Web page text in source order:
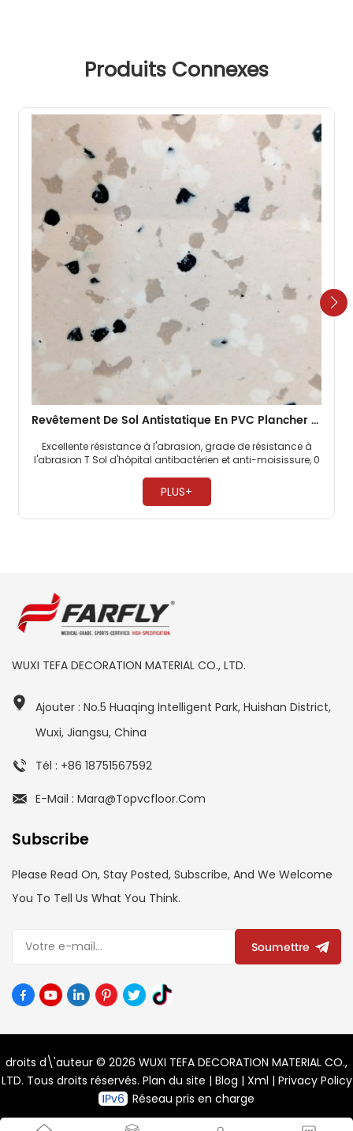
Produits Connexes
Revêtement De Sol Antistatique En PVC Plancher Homogène De 2 Mm Pour L'hôpital
Excellente résistance à l'abrasion, grade de résistance à
l'abrasion T Sol d'hôpital antibactérien et anti-moisissure, 0
PLUS+
WUXI TEFA DECORATION MATERIAL CO., LTD.
Ajouter : No.5 Huaqing Intelligent Park, Huishan District,
Wuxi, Jiangsu, China
Tél : +86 18751567592
E-Mail : Mara@topvcfloor.com
Subscribe
Please Read On, Stay Posted, Subscribe, And We Welcome
You To Tell Us What You Think.
Soumettre
droits d\'auteur © 2026 WUXI TEFA DECORATION MATERIAL CO.,
LTD. Tous droits réservés. Plan du site | Blog | Xml | Privacy Policy
Réseau pris en charge